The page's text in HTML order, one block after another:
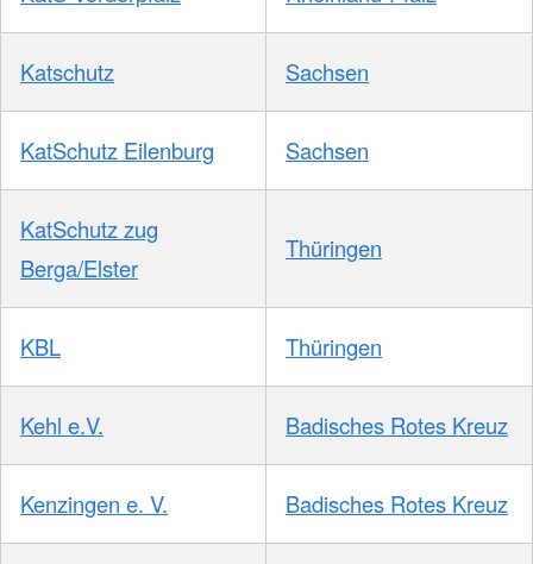
Katschutz Sachsen
KatSchutz Eilenburg Sachsen
KatSchutz zug
Berga/Elster
Thüringen
KBL Thüringen
Kehl e.V. Badisches Rotes Kreuz
Kenzingen e. V. Badisches Rotes Kreuz